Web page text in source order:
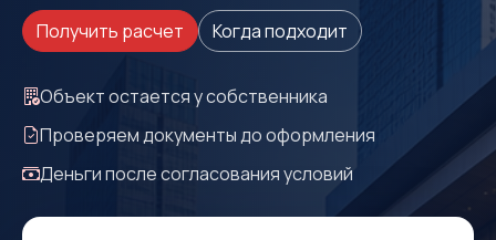
Получить расчет Когда подходит
Объект остается у собственника
Проверяем документы до оформления
Деньги после согласования условий